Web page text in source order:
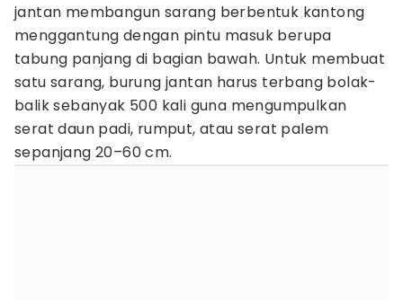
jantan membangun sarang berbentuk kantong
menggantung dengan pintu masuk berupa
tabung panjang di bagian bawah. Untuk membuat
satu sarang, burung jantan harus terbang bolak-
balik sebanyak 500 kali guna mengumpulkan
serat daun padi, rumput, atau serat palem
sepanjang 20–60 cm.